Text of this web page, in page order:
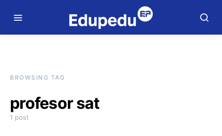
BROWSING TAG
profesor sat
1 post